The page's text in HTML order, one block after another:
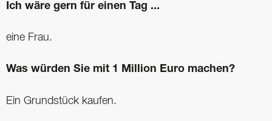
Ich wäre gern für einen Tag ...
eine Frau.
Was würden Sie mit 1 Million Euro machen?
Ein Grundstück kaufen.